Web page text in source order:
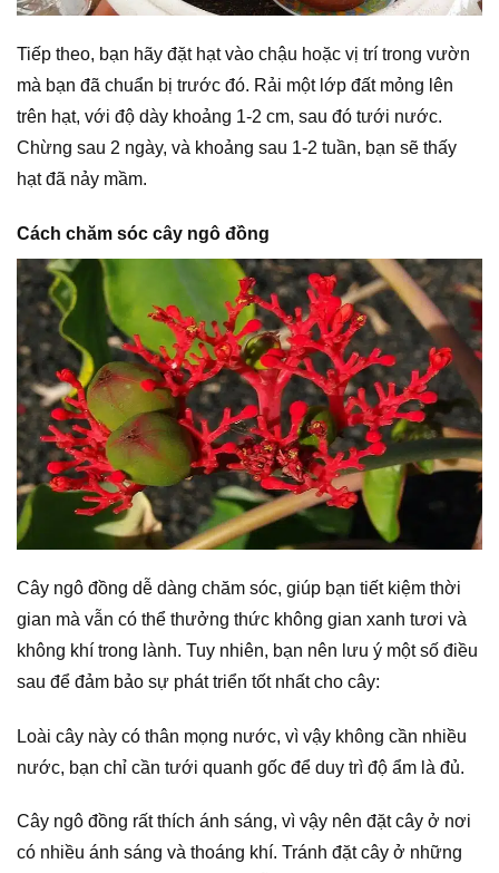
Tiếp theo, bạn hãy đặt hạt vào chậu hoặc vị trí trong vườn
mà bạn đã chuẩn bị trước đó. Rải một lớp đất mỏng lên
trên hạt, với độ dày khoảng 1-2 cm, sau đó tưới nước.
Chừng sau 2 ngày, và khoảng sau 1-2 tuần, bạn sẽ thấy
hạt đã nảy mầm.
Cách chăm sóc cây ngô đồng
Cây ngô đồng dễ dàng chăm sóc, giúp bạn tiết kiệm thời
gian mà vẫn có thể thưởng thức không gian xanh tươi và
không khí trong lành. Tuy nhiên, bạn nên lưu ý một số điều
sau để đảm bảo sự phát triển tốt nhất cho cây:
Loài cây này có thân mọng nước, vì vậy không cần nhiều
nước, bạn chỉ cần tưới quanh gốc để duy trì độ ẩm là đủ.
Cây ngô đồng rất thích ánh sáng, vì vậy nên đặt cây ở nơi
có nhiều ánh sáng và thoáng khí. Tránh đặt cây ở những